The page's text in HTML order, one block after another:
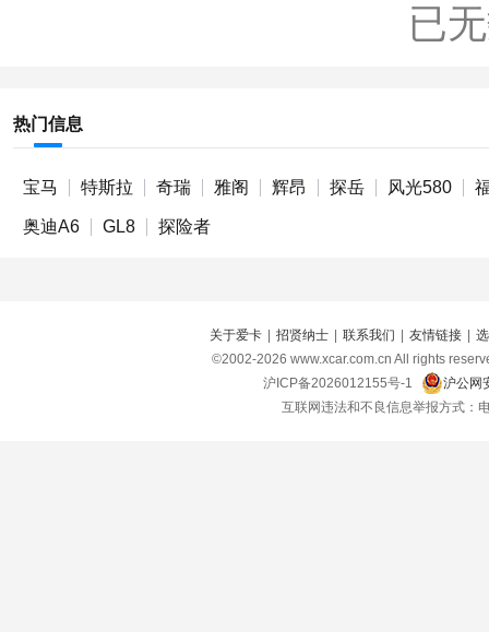
已
热门信息
宝马 特斯拉 奇瑞 雅阁 辉昂 探岳 风光580
奥迪A6 GL8 探险者
关于爱卡 | 招贤纳士 | 联系我们 | 友情链接 |
©2002-2026 www.xcar.com.cn All rights
沪ICP备2026012155号-1
沪公网
互联网违法和不良信息举报方式：